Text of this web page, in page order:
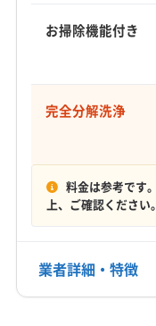
定休日
電話番号
非公開
公式サイトなし
お掃除機能付き
完全分解洗浄
料金は参考です。
上、ご確認ください。
業者詳細・特徴